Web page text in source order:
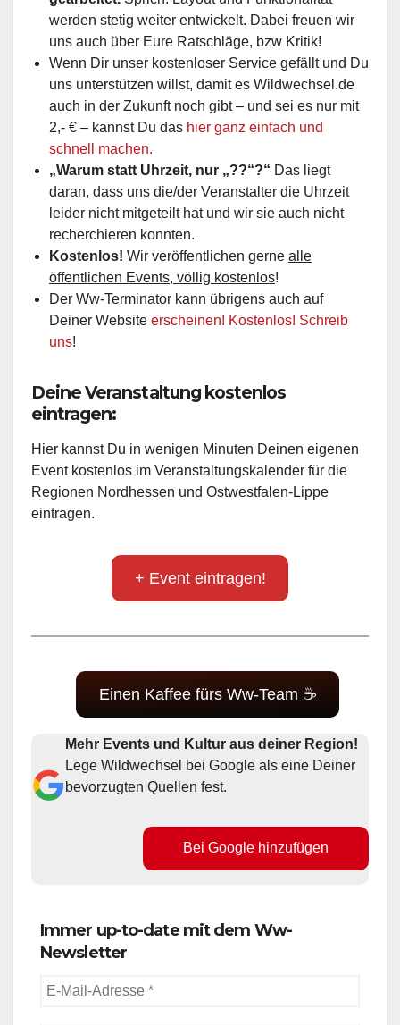
werden stetig weiter entwickelt. Dabei freuen wir
uns auch über Eure Ratschläge, bzw Kritik!
Wenn Dir unser kostenloser Service gefällt und Du
uns unterstützen willst, damit es Wildwechsel.de
auch in der Zukunft noch gibt – und sei es nur mit
2,- € – kannst Du das hier ganz einfach und
schnell machen.
„Warum statt Uhrzeit, nur „??“?“ Das liegt
daran, dass uns die/der Veranstalter die Uhrzeit
leider nicht mitgeteilt hat und wir sie auch nicht
recherchieren konnten.
Kostenlos! Wir veröffentlichen gerne alle
öffentlichen Events, völlig kostenlos!
Der Ww-Terminator kann übrigens auch auf
Deiner Website erscheinen! Kostenlos! Schreib
uns!
Deine Veranstaltung kostenlos
eintragen:
Hier kannst Du in wenigen Minuten Deinen eigenen
Event kostenlos im Veranstaltungskalender für die
Regionen Nordhessen und Ostwestfalen-Lippe
eintragen.
+ Event eintragen!
Einen Kaffee fürs Ww-Team ☕
Mehr Events und Kultur aus deiner Region!
Lege Wildwechsel bei Google als eine Deiner
bevorzugten Quellen fest.
Bei Google hinzufügen
Immer up-to-date mit dem Ww-
Newsletter